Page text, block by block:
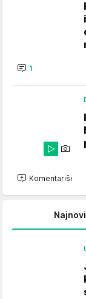
1
Komentariši